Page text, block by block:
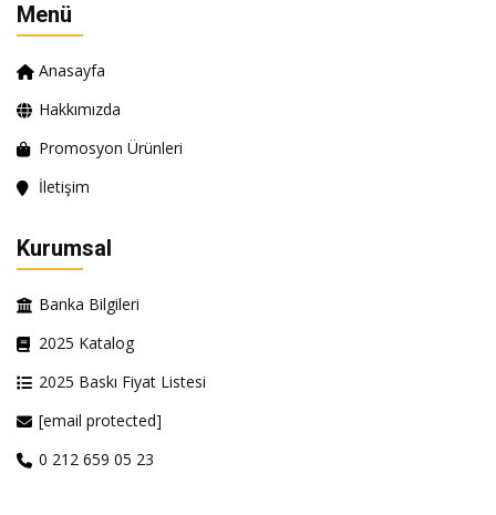
Menü
Anasayfa
Hakkımızda
Promosyon Ürünleri
İletişim
Kurumsal
Banka Bilgileri
2025 Katalog
2025 Baskı Fiyat Listesi
[email protected]
0 212 659 05 23